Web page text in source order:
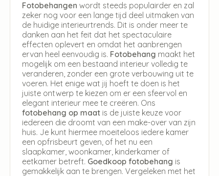
Fotobehangen wordt steeds populairder en zal
zeker nog voor een lange tijd deel uitmaken van
de huidige interieurtrends. Dit is onder meer te
danken aan het feit dat het spectaculaire
effecten oplevert en omdat het aanbrengen
ervan heel eenvoudig is. Fotobehang maakt het
mogelijk om een bestaand interieur volledig te
veranderen, zonder een grote verbouwing uit te
voeren. Het enige wat jij hoeft te doen is het
juiste ontwerp te kiezen om er een sfeervol en
elegant interieur mee te creëren. Ons
fotobehang op maat is de juiste keuze voor
iedereen die droomt van een make-over van zijn
huis. Je kunt hiermee moeiteloos iedere kamer
een opfrisbeurt geven, of het nu een
slaapkamer, woonkamer, kinderkamer of
eetkamer betreft. Goedkoop fotobehang is
gemakkelijk aan te brengen. Vergeleken met het